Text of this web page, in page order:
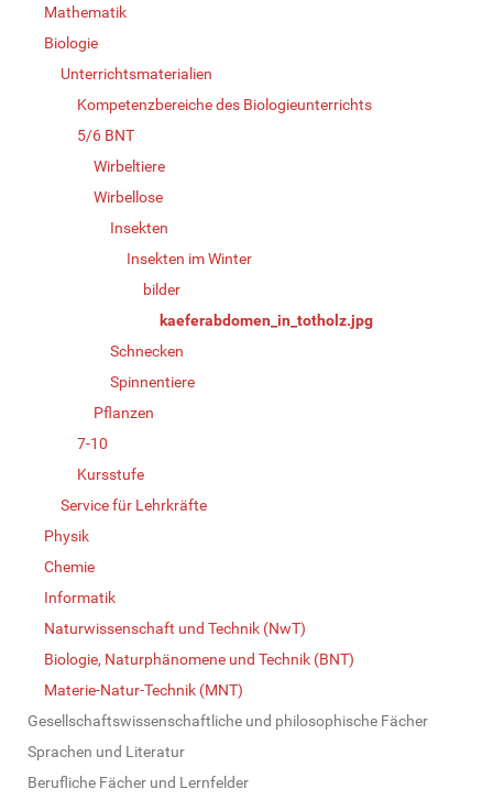
Mathematik
Biologie
Unterrichtsmaterialien
Kompetenzbereiche des Biologieunterrichts
5/6 BNT
Wirbeltiere
Wirbellose
Insekten
Insekten im Winter
bilder
kaeferabdomen_in_totholz.jpg
Schnecken
Spinnentiere
Pflanzen
7-10
Kursstufe
Service für Lehrkräfte
Physik
Chemie
Informatik
Naturwissenschaft und Technik (NwT)
Biologie, Naturphänomene und Technik (BNT)
Materie-Natur-Technik (MNT)
Gesellschaftswissenschaftliche und philosophische Fächer
Sprachen und Literatur
Berufliche Fächer und Lernfelder